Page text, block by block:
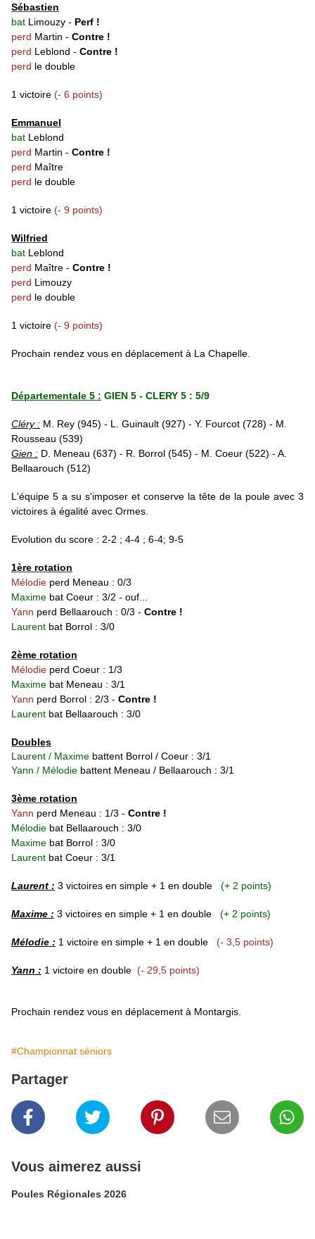
Sébastien
bat Limouzy - Perf !
perd Martin - Contre !
perd Leblond - Contre !
perd le double
1 victoire (- 6 points)
Emmanuel
bat Leblond
perd Martin - Contre !
perd Maître
perd le double
1 victoire (- 9 points)
Wilfried
bat Leblond
perd Maître - Contre !
perd Limouzy
perd le double
1 victoire (- 9 points)
Prochain rendez vous en déplacement à La Chapelle.
Départementale 5 : GIEN 5 - CLERY 5 : 5/9
Cléry : M. Rey (945) - L. Guinault (927) - Y. Fourcot (728) - M.
Rousseau (539)
Gien : D. Meneau (637) - R. Borrol (545) - M. Coeur (522) - A.
Bellaarouch (512)
L'équipe 5 a su s'imposer et conserve la tête de la poule avec 3
victoires à égalité avec Ormes.
Evolution du score : 2-2 ; 4-4 ; 6-4; 9-5
1ère rotation
Mélodie perd Meneau : 0/3
Maxime bat Coeur : 3/2 - ouf...
Yann perd Bellaarouch : 0/3 - Contre !
Laurent bat Borrol : 3/0
2ème rotation
Mélodie perd Coeur : 1/3
Maxime bat Meneau : 3/1
Yann perd Borrol : 2/3 - Contre !
Laurent bat Bellaarouch : 3/0
Doubles
Laurent / Maxime battent Borrol / Coeur : 3/1
Yann / Mélodie battent Meneau / Bellaarouch : 3/1
3ème rotation
Yann perd Meneau : 1/3 - Contre !
Mélodie bat Bellaarouch : 3/0
Maxime bat Borrol : 3/0
Laurent bat Coeur : 3/1
Laurent : 3 victoires en simple + 1 en double (+ 2 points)
Maxime : 3 victoires en simple + 1 en double (+ 2 points)
Mélodie : 1 victoire en simple + 1 en double (- 3,5 points)
Yann : 1 victoire en double (- 29,5 points)
Prochain rendez vous en déplacement à Montargis.
#Championnat séniors
Partager
Vous aimerez aussi
Poules Régionales 2026